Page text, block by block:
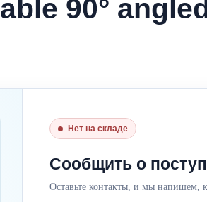
90°
Нет на складе
Сообщить о
Оставьте контакты, и мы напишем,